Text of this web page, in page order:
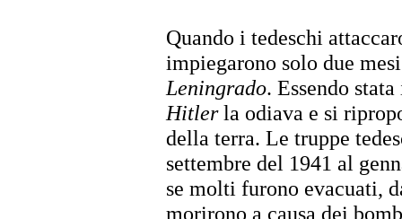
Quando i tedeschi
impiegarono solo due
Leningrado. Essendo
Hitlerla odiava e si
della terra. Le truppe
settembre del 1941 al
se molti furono evacuati,
morirono a causa dei